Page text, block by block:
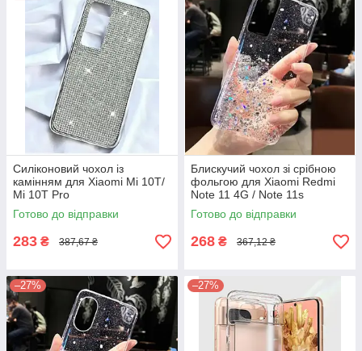
Силіконовий чохол із
камінням для Xiaomi Mi 10T/
Mi 10T Pro
Готово до відправки
283 ₴ 387,67 ₴
Блискучий чохол зі срібною
фольгою для Xiaomi Redmi
Note 11 4G / Note 11s
Готово до відправки
268 ₴ 367,12 ₴
–27% –27%